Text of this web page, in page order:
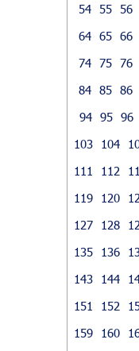
54 55 56
64 65 66
74 75 76
84 85 86
94 95 96
103
104
111
112
119
120
127
128
135
136
143
144
151
152
159
160